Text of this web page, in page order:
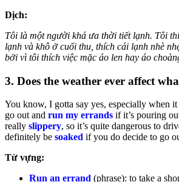
Dịch:
Tôi là một người khá ưa thời tiết lạnh. Tôi
lạnh và khô ở cuối thu, thích cái lạnh nhè
bởi vì tôi thích việc mặc áo len hay áo
3. Does the weather ever affect
You know, I gotta say yes, especially when
go out and run my errands if it’s pouring
really slippery, so it’s quite dangerous to
definitely be soaked if you do decide to go
Từ vựng:
Run an errand (phrase): to take a